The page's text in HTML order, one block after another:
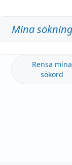
Mina
Rensa mina
sökord